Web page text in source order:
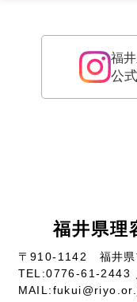
福井県理
〒910-1142 福井県
TEL:0776-61-2443
MAIL:
福
公